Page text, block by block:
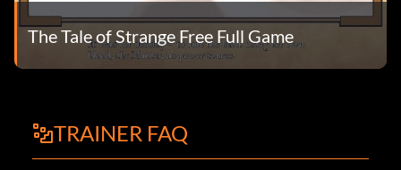
The Tale of Strange Free Full Game
TRAINER FAQ